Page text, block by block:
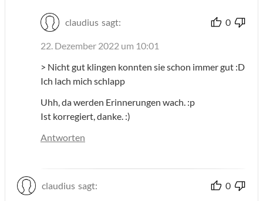
claudius sagt: 0
22. Dezember 2022 um 10:01
> Nicht gut klingen konnten sie schon immer gut :D
Ich lach mich schlapp
Uhh, da werden Erinnerungen wach. :p
Ist korregiert, danke. :)
Antworten
claudius sagt: 0